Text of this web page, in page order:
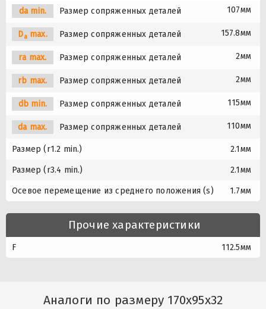
da min. Размер сопряженных деталей 107мм
Damax. Размер сопряженных деталей 157.8мм
ra max. Размер сопряженных деталей 2мм
rb max. Размер сопряженных деталей 2мм
db min. Размер сопряженных деталей 115мм
da max. Размер сопряженных деталей 110мм
Размер (r1.2 min.) 2.1мм
Размер (r3.4 min.) 2.1мм
Осевое перемещение из среднего положения (s) 1.7мм
Прочие характеристики
F 112.5мм
Аналоги по размеру 170x95x32